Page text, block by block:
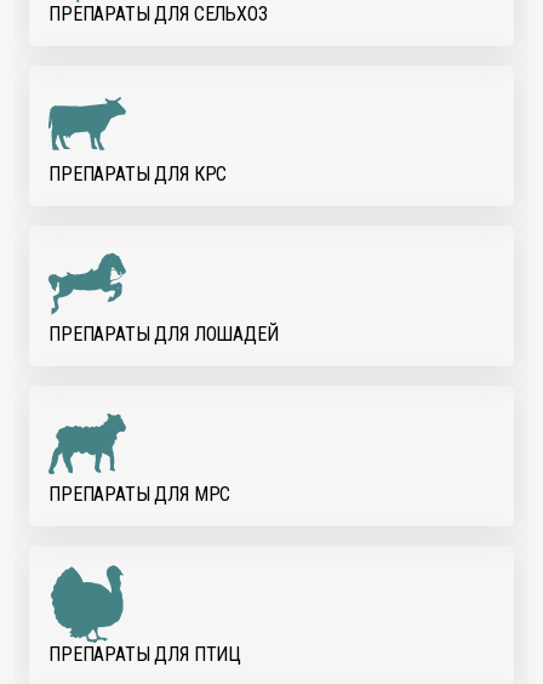
ПРЕПАРАТЫ ДЛЯ CЕЛЬХОЗ
ПРЕПАРАТЫ ДЛЯ КРС
ПРЕПАРАТЫ ДЛЯ ЛОШАДЕЙ
ПРЕПАРАТЫ ДЛЯ МРС
ПРЕПАРАТЫ ДЛЯ ПТИЦ